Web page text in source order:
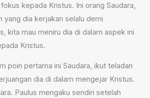
kepada Kristus. Ini orang Saudara,
yang dia kerjakan selalu demi
kita mau meniru dia di dalam aspek ini
Kristus.
poin pertama ini Saudara, ikut teladan
dia di dalam mengejar Kristus.
Paulus mengaku sendiri setelah